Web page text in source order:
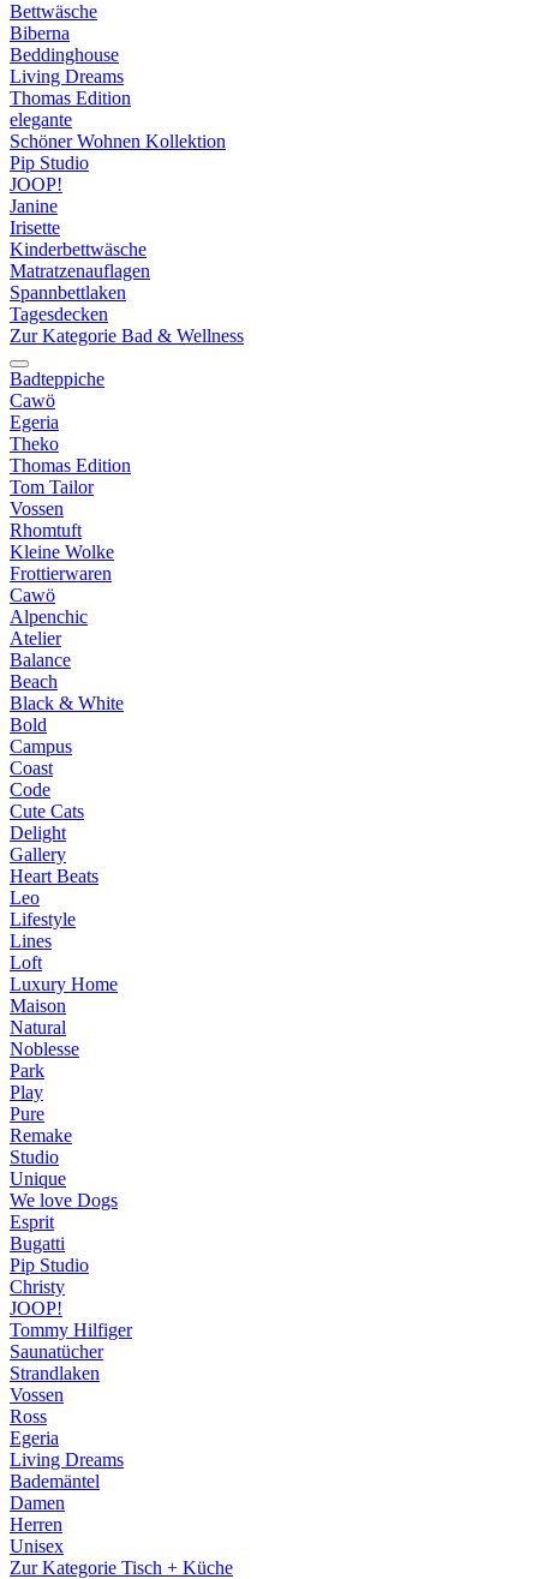
Bettwäsche
Biberna
Beddinghouse
Living Dreams
Thomas Edition
elegante
Schöner Wohnen Kollektion
Pip Studio
JOOP!
Janine
Irisette
Kinderbettwäsche
Matratzenauflagen
Spannbettlaken
Tagesdecken
Zur Kategorie Bad & Wellness
Badteppiche
Cawö
Egeria
Theko
Thomas Edition
Tom Tailor
Vossen
Rhomtuft
Kleine Wolke
Frottierwaren
Cawö
Alpenchic
Atelier
Balance
Beach
Black & White
Bold
Campus
Coast
Code
Cute Cats
Delight
Gallery
Heart Beats
Leo
Lifestyle
Lines
Loft
Luxury Home
Maison
Natural
Noblesse
Park
Play
Pure
Remake
Studio
Unique
We love Dogs
Esprit
Bugatti
Pip Studio
Christy
JOOP!
Tommy Hilfiger
Saunatücher
Strandlaken
Vossen
Ross
Egeria
Living Dreams
Bademäntel
Damen
Herren
Unisex
Zur Kategorie Tisch + Küche